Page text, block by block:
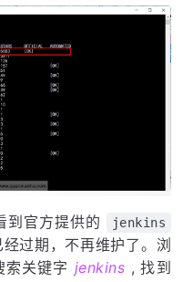
到官方提供的 jenkins
过期，不再维护了。浏
索关键字 jenkins , 找到